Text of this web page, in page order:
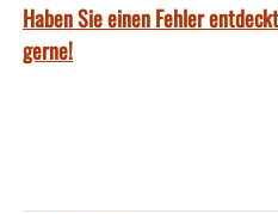
Haben Sie einen Fehler
gerne!